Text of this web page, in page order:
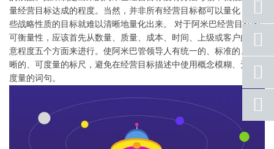
量经营目标达成的程度。当然，并非所有经营目标都可以量化，有
些战略性质的目标就难以清晰地量化出来。 对于阿米巴经营目标的
可衡量性，应该首先从数量、质量、成本、时间、上级或客户的满
意程度五个方面来进行。使阿米巴管领导人有统一的、标准的、清
晰的、可度量的标尺，避免在经营目标描述中使用概念模糊、无法
度量的词句。
座机
手机
qq